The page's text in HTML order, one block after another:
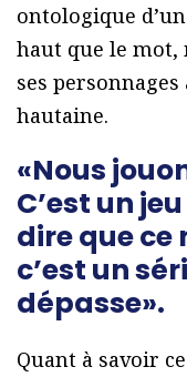
ontologique
haut que le mot,
ses
hautaine.
«Nous
C’est un
dire que ce
c’est un
dépasse».
Quant à savoir